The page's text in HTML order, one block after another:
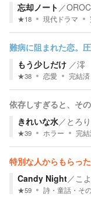
忘却ノート ／
★18 現代ドラマ
難病に阻まれた恋。
もう少しだけ ／澪
★38 恋愛 完結済
依存しすぎると、そ
きれいな水／ とろり
★39 ホラー 完
特別な人からもらっ
Candy Night／ こ
★59 詩・童話・そ